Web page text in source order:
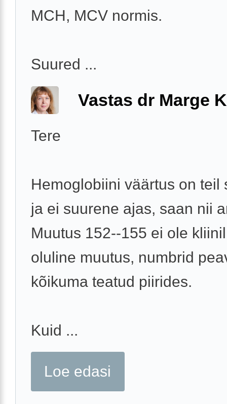
MCH, MCV normis.
Suured ...
Vastas dr Marge
Tere
Hemoglobiini väärtus on teil
ja ei suurene ajas, saan nii
Muutus 152--155 ei ole
oluline muutus, numbrid
kõikuma teatud piirides.
Kuid ...
Loe edasi